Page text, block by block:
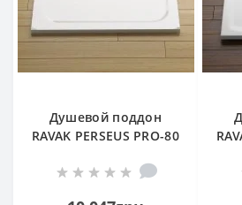
Душевой поддон
RAVAK PERSEUS PRO-80